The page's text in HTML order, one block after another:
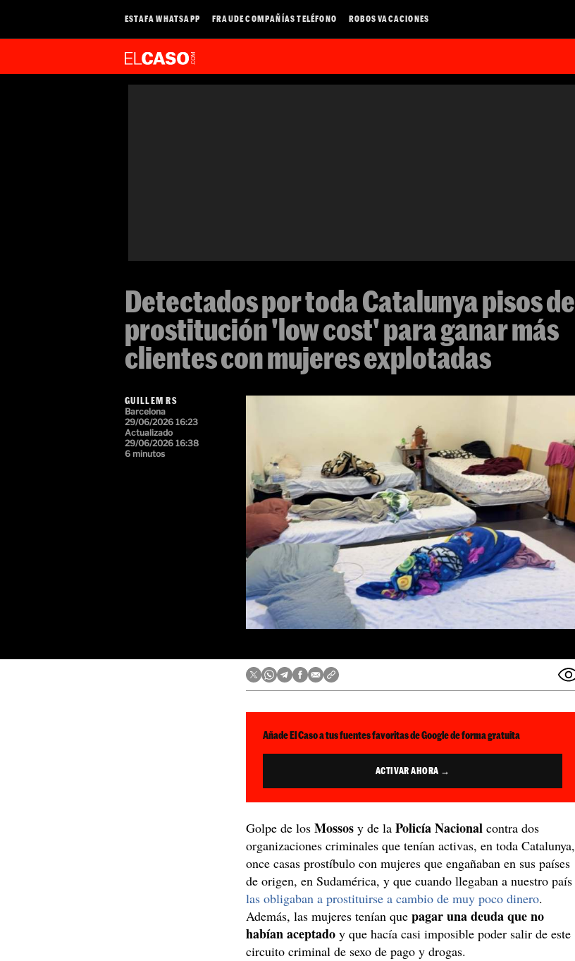
ESTAFA WHATSAPP FRAUDE COMPAÑÍAS TELÉFONO ROBOS VACACIONES
Detectados por toda Catalunya pisos de
prostitución 'low cost' para ganar más
clientes con mujeres explotadas
GUILLEM RS
Barcelona
29/06/2026 16:23
Actualizado
29/06/2026 16:38
6 minutos
Añade El Caso a tus fuentes favoritas de Google de forma gratuita
ACTIVAR AHORA →
Golpe de losMossosy de laPolicía Nacional contra dos
organizaciones criminales que tenían activas, en toda Catalunya,
once casas prostíbulo con mujeres que engañaban en sus países
de origen, en Sudamérica, y que cuando llegaban a nuestro país
las obligaban a prostituirse a cambio de muy poco dinero.
Además, las mujeres tenían quepagar una deuda que no
habían aceptado y que hacía casi imposible poder salir de este
circuito criminal de sexo de pago y drogas.